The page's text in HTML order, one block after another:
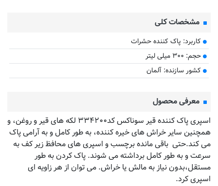
مشخصات کلی
کاربرد: پاک کننده حشرات
حجم: ۳۰۰ میلی لیتر
کشور سازنده: آلمان
معرفی محصول
اسپری پاک کننده قیر سوناکس کد۳۳۴۲۰۰ لکه های قیر و روغن، و
همچنین سایر خراش های خیره کننده، به طور کامل و به آرامی پاک
می کند.حتی باقی مانده برچسب و اسپری های محافظ زیر کف به
سرعت و به طور کامل برداشته می شوند. پاک کردن به طور
مستقل،بدون نیاز به مالش یا خراش. می توان از هر زاویه ای
اسپری کرد.